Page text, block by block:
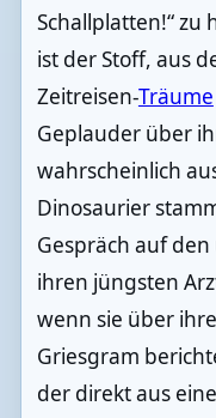
Schallplatten!“ zu
ist der Stoff, aus
Zeitreisen-Träume
Geplauder über
wahrscheinlich
Dinosaurier
Gespräch auf
ihren jüngsten
wenn sie über
Griesgram
der direkt aus